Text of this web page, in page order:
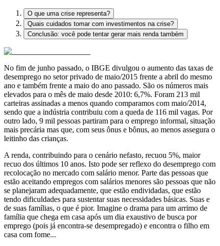
O que uma crise representa?
Quais cuidados tomar com investimentos na crise?
Conclusão: você pode tentar gerar mais renda também
No fim de junho passado, o IBGE divulgou o aumento das taxas de
desemprego no setor privado de maio/2015 frente a abril do mesmo
ano e também frente a maio do ano passado. São os números mais
elevados para o mês de maio desde 2010: 6,7%. Foram 213 mil
carteiras assinadas a menos quando comparamos com maio/2014,
sendo que a indústria contribuiu com a queda de 116 mil vagas. Por
outro lado, 9 mil pessoas partiram para o emprego informal, situação
mais precária mas que, com seus ônus e bônus, ao menos assegura o
leitinho das crianças.
A renda, contribuindo para o cenário nefasto, recuou 5%, maior
recuo dos últimos 10 anos. Isto pode ser reflexo do desemprego com
recolocação no mercado com salário menor. Parte das pessoas que
estão aceitando empregos com salários menores são pessoas que não
se planejaram adequadamente, que estão endividadas, que estão
tendo dificuldades para sustentar suas necessidades básicas. Suas e
de suas famílias, o que é pior. Imagine o drama para um arrimo de
família que chega em casa após um dia exaustivo de busca por
emprego (pois já encontra-se desempregado) e encontra o filho em
casa com fome...